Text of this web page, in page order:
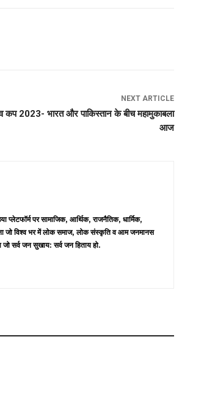
NEXT ARTICLE
कप 2023- भारत और पाकिस्तान के बीच महामुकाबला
आज
प्लेटफॉर्म पर सामाजिक, आर्थिक, राजनैतिक, धार्मिक,
जो विश्व भर में लोक समाज, लोक संस्कृति व आम जनमानस
सर्व जन सुखाय: सर्व जन हिताय हो.